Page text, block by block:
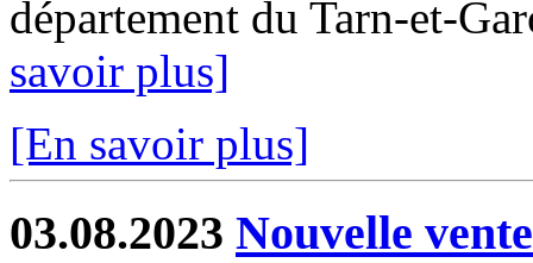
département du Tarn-et-
savoir plus]
[En savoir plus]
03.08.2023 Nouvelle